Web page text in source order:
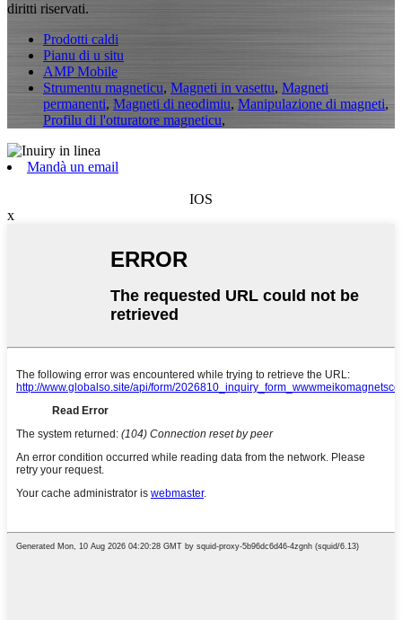
diritti riservati.
Prodotti caldi
Pianu di u situ
AMP Mobile
Strumentu magneticu, Magneti in vasettu, Magneti
permanenti, Magneti di neodimiu, Manipulazione di magneti,
Profilu di l'otturatore magneticu,
Mandà un email
IOS
x